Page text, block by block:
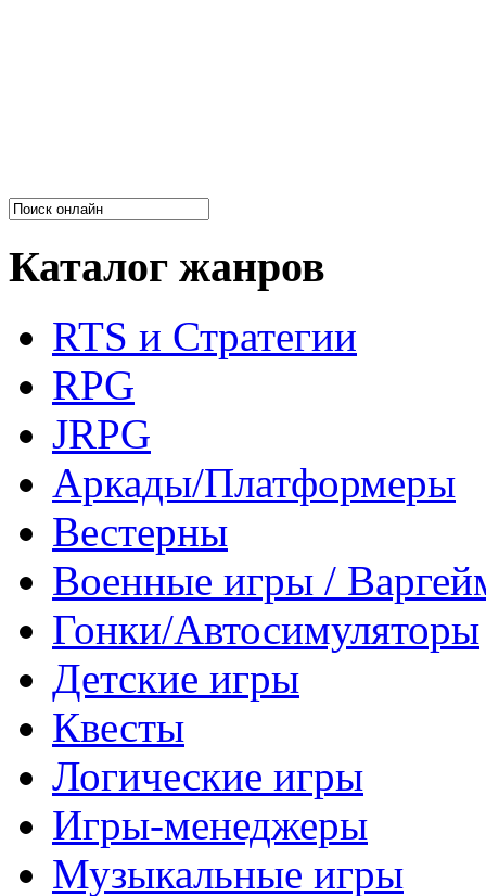
Каталог жанров
RTS и Стратегии
RPG
JRPG
Аркады/Платформеры
Вестерны
Военные игры /
Гонки/Автосимуляторы
Детские игры
Квесты
Логические игры
Игры-менеджеры
Музыкальные игры